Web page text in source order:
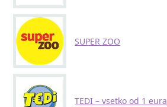
SUPER ZOO
TEDI – vsetko od 1 eura